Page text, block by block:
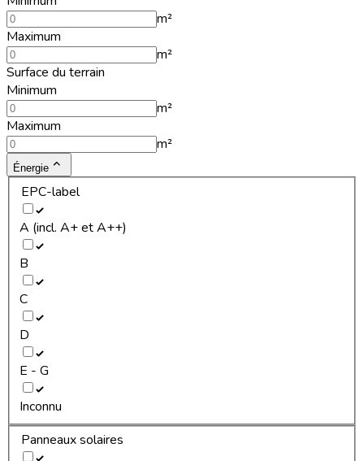
m²
Maximum
m²
Surface du terrain
Minimum
m²
Maximum
m²
Énergie
EPC-label
A (incl. A+ et A++)
B
C
D
E - G
Inconnu
Panneaux solaires